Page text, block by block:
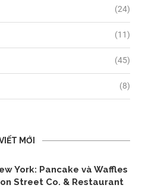
(24)
(11)
(45)
(8)
MỚI
York: Pancake và Waffles
Street Co. & Restaurant